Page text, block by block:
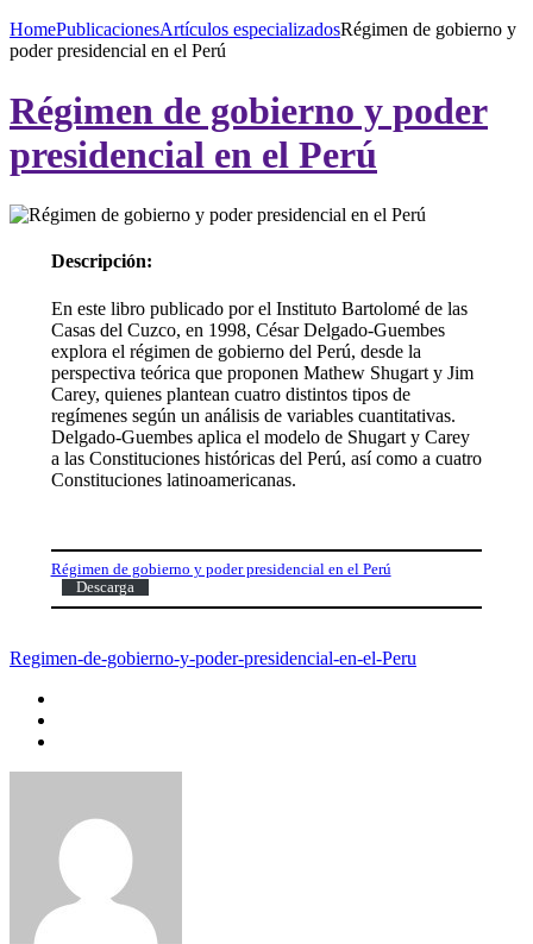
HomePublicacionesArtículos especializadosRégimen de gobierno y
poder presidencial en el Perú
Régimen de gobierno y poder
presidencial en el Perú
Descripción:
En este libro publicado por el Instituto Bartolomé de las
Casas del Cuzco, en 1998, César Delgado-Guembes
explora el régimen de gobierno del Perú, desde la
perspectiva teórica que proponen Mathew Shugart y Jim
Carey, quienes plantean cuatro distintos tipos de
regímenes según un análisis de variables cuantitativas.
Delgado-Guembes aplica el modelo de Shugart y Carey
a las Constituciones históricas del Perú, así como a cuatro
Constituciones latinoamericanas.
Régimen de gobierno y poder presidencial en el Perú
Descarga
Regimen-de-gobierno-y-poder-presidencial-en-el-Peru